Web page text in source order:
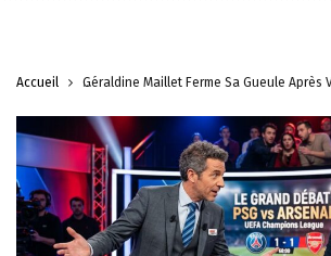
Accueil Géraldine Maillet Ferme Sa Gueule Après